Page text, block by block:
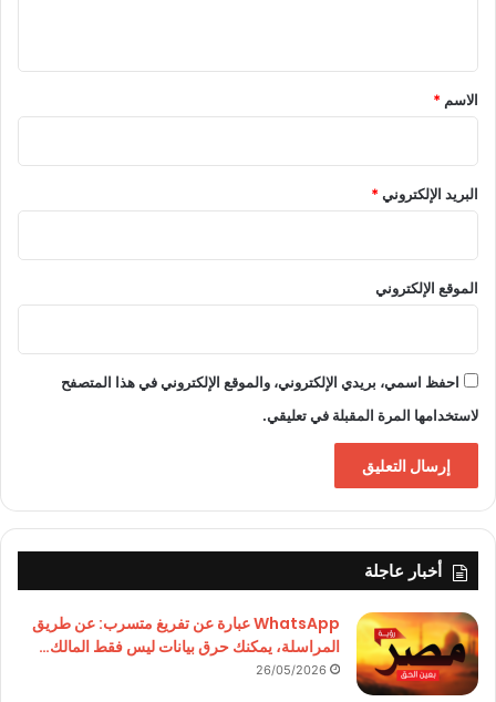
*
الاسم *
البريد الإلكتروني*
الموقع الإلكتروني
احفظ اسمي، بريدي الإلكتروني، والموقع الإلكتروني في هذا المتصفح
لاستخدامها المرة المقبلة في تعليقي.
أخبار عاجلة
WhatsApp عبارة عن تفريغ متسرب: عن طريق
المراسلة، يمكنك حرق بيانات ليس فقط المالك…
26/05/2026